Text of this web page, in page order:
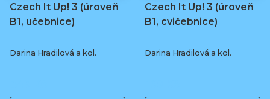
Czech It Up! 3 (úroveň
B1, učebnice)
Darina Hradilová a kol.
Czech It Up! 3 (úroveň
B1, cvičebnice)
Darina Hradilová a kol.